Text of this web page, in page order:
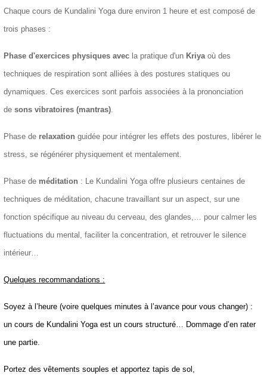
Chaque cours de Kundalini Yoga dure environ 1 heure et est composé de
trois phases :
Phase d'exercices physiques avec la pratique d'un Kriyaoù des
techniques de respiration sont alliées à des postures statiques ou
dynamiques. Ces exercices sont parfois associées à la prononciation
desons vibratoires (mantras).
Phase de relaxation guidée pour intégrer les effets des postures, libérer le
stress, se régénérer physiquement et mentalement.
Phase de méditation : Le Kundalini Yoga offre plusieurs centaines de
techniques de méditation, chacune travaillant sur un aspect, sur une
fonction spécifique au niveau du cerveau, des glandes,… pour calmer les
fluctuations du mental, faciliter la concentration, et retrouver le silence
intérieur…
Quelques recommandations :
Soyez à l’heure (voire quelques minutes à l’avance pour vous changer) :
un cours de Kundalini Yoga est un cours structuré… Dommage d’en rater
une partie.
Portezdes vêtements souples et apportez tapis de sol,